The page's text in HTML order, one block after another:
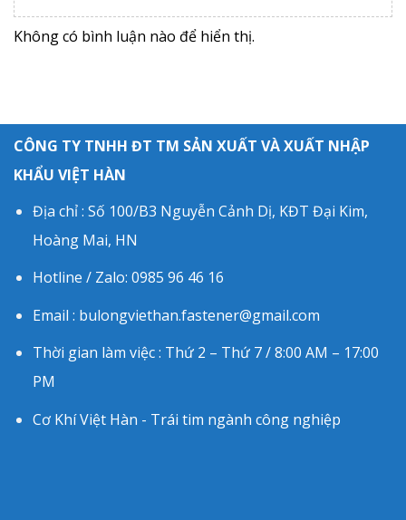
Không có bình luận nào để hiển thị.
CÔNG TY TNHH ĐT TM SẢN XUẤT VÀ XUẤT NHẬP
KHẨU VIỆT HÀN
Địa chỉ : Số 100/B3 Nguyễn Cảnh Dị, KĐT Đại Kim,
Hoàng Mai, HN
Hotline / Zalo: 0985 96 46 16
Email : bulongviethan.fastener@gmail.com
Thời gian làm việc : Thứ 2 – Thứ 7 / 8:00 AM – 17:00
PM
Cơ Khí Việt Hàn - Trái tim ngành công nghiệp